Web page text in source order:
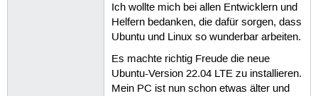
Ich wollte mich bei allen Entwicklern und
Helfern bedanken, die dafür sorgen, dass
Ubuntu und Linux so wunderbar arbeiten.
Es machte richtig Freude die neue
Ubuntu-Version 22.04 LTE zu installieren.
Mein PC ist nun schon etwas älter und